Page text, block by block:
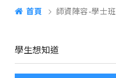
首頁 師資陣容-學士班
學生想知道